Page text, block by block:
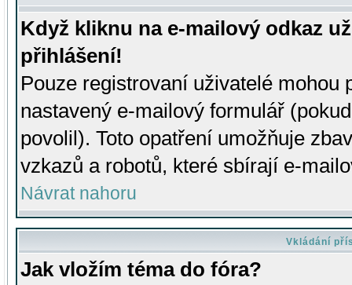
Když kliknu na e-mailový odkaz
přihlášení!
Pouze registrovaní uživatelé mohou
nastavený e-mailový formulář
povolil). Toto opatření umožňuje
vzkazů a robotů, které sbírají e-
Návrat nahoru
Vkládání
Jak vložím téma do fóra?